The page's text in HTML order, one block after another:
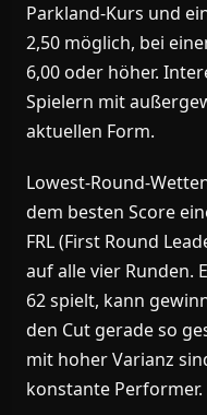
Parkland-Kurs und
2,50 möglich, bei
6,00 oder höher.
Spielern mit
aktuellen Form.
Lowest-Round-
dem besten Score
FRL (First Round
auf alle vier Runden.
62 spielt, kann
den Cut gerade so
mit hoher Varianz
konstante Performer.